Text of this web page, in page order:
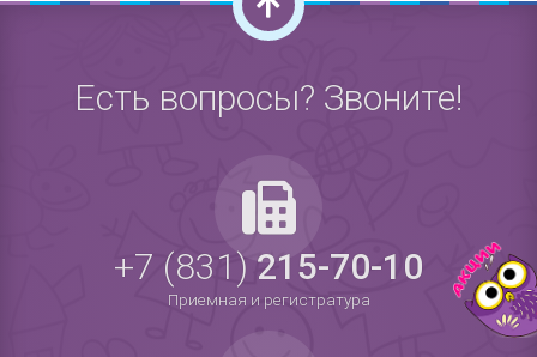
Есть вопросы? Звоните!
+7 (831)215-70-10
Приемная и регистратура